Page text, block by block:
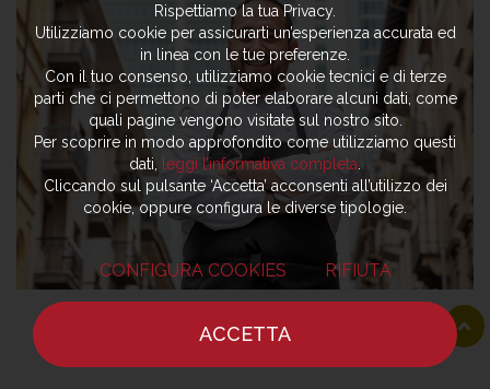
Rispettiamo la tua Privacy.
Utilizziamo cookie per assicurarti un’esperienza accurata ed
in linea con le tue preferenze.
Con il tuo consenso, utilizziamo cookie tecnici e di terze
parti che ci permettono di poter elaborare alcuni dati, come
quali pagine vengono visitate sul nostro sito.
Per scoprire in modo approfondito come utilizziamo questi
dati,
leggi l’informativa completa
Cliccando sul pulsante ‘Accetta’ acconsenti all’utilizzo dei
cookie, oppure configura le diverse tipologie.
CONFIGURA COOKIES RIFIUTA
ACCETTA